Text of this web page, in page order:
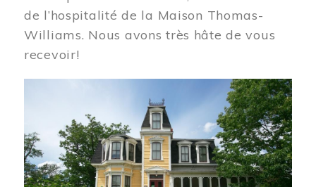
de l’hospitalité de la Maison Thomas-
Williams. Nous avons très hâte de vous
recevoir!